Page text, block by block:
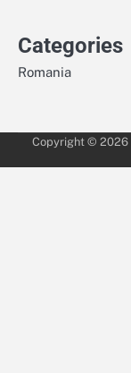
Categories
Romania
Copyright © 2026